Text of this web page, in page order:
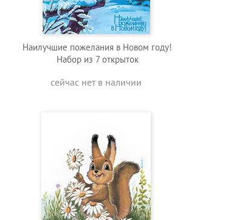
Наилучшие пожелания в Новом году!
Набор из 7 открыток
сейчас нет в наличии